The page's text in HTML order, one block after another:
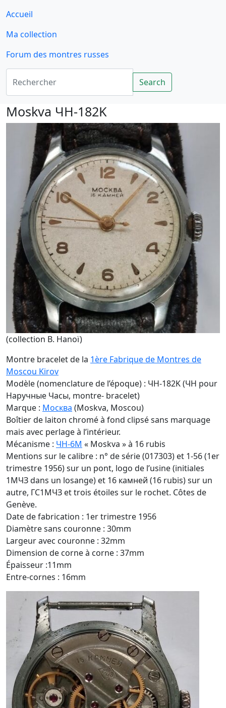
Accueil
Ma collection
Forum des montres russes
Rechercher
Search
Moskva ЧH-182K
(collection B. Hanoï)
Montre bracelet de la 1ère Fabrique de Montres de
Moscou Kirov
Modèle (nomenclature de l’époque) : ЧH-182K (ЧH pour
Наручные Часы, montre- bracelet)
Marque : Москва (Moskva, Moscou)
Boîtier de laiton chromé à fond clipsé sans marquage
mais avec perlage à l’intérieur.
Mécanisme : ЧН-6М « Moskva » à 16 rubis
Mentions sur le calibre : n° de série (017303) et 1-56 (1er
trimestre 1956) sur un pont, logo de l’usine (initiales
1MЧЗ dans un losange) et 16 камней (16 rubis) sur un
autre, ГC1MЧЗ et trois étoiles sur le rochet. Côtes de
Genève.
Date de fabrication : 1er trimestre 1956
Diamètre sans couronne : 30mm
Largeur avec couronne : 32mm
Dimension de corne à corne : 37mm
Épaisseur :11mm
Entre-cornes : 16mm